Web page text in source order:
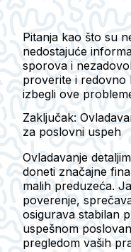
Pitanja kao što su
nedostajuće
sporova i
proverite i redovno
izbegli ove
Zaključak:
za poslovni uspeh
Ovladavanje
doneti značajne
malih preduzeća.
poverenje,
osigurava stabilan
uspešnom
pregledom vaših